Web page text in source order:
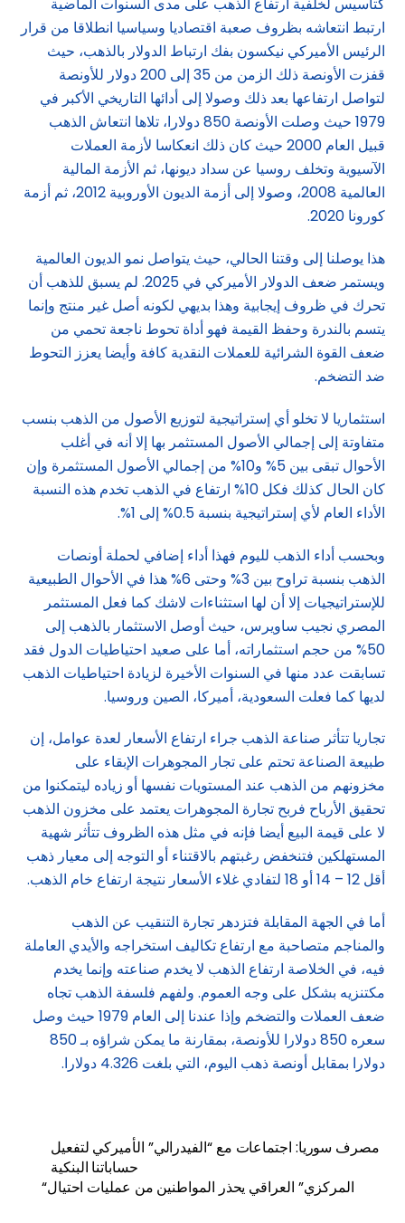
كتأسيس لخلفية ارتفاع الذهب على مدى السنوات الماضية
ارتبط انتعاشه بظروف صعبة اقتصاديا وسياسيا انطلاقا من قرار
الرئيس الأميركي نيكسون بفك ارتباط الدولار بالذهب، حيث
قفزت الأونصة ذلك الزمن من 35 إلى 200 دولار للأونصة
لتواصل ارتفاعها بعد ذلك وصولا إلى أدائها التاريخي الأكبر في
1979 حيث وصلت الأونصة 850 دولارا، تلاها انتعاش الذهب
قبيل العام 2000 حيث كان ذلك انعكاسا لأزمة العملات
الآسيوية وتخلف روسيا عن سداد ديونها، ثم الأزمة المالية
العالمية 2008، وصولا إلى أزمة الديون الأوروبية 2012، ثم أزمة
كورونا 2020.
هذا يوصلنا إلى وقتنا الحالي، حيث يتواصل نمو الديون العالمية
ويستمر ضعف الدولار الأميركي في 2025. لم يسبق للذهب أن
تحرك في ظروف إيجابية وهذا بديهي لكونه أصل غير منتج وإنما
يتسم بالندرة وحفظ القيمة فهو أداة تحوط ناجعة تحمي من
ضعف القوة الشرائية للعملات النقدية كافة وأيضا يعزز التحوط
ضد التضخم.
استثماريا لا تخلو أي إستراتيجية لتوزيع الأصول من الذهب بنسب
متفاوتة إلى إجمالي الأصول المستثمر بها إلا أنه في أغلب
الأحوال تبقى بين 5% و10% من إجمالي الأصول المستثمرة وإن
كان الحال كذلك فكل 10% ارتفاع في الذهب تخدم هذه النسبة
الأداء العام لأي إستراتيجية بنسبة 0.5% إلى 1%.
وبحسب أداء الذهب لليوم فهذا أداء إضافي لحملة أونصات
الذهب بنسبة تراوح بين 3% وحتى 6% هذا في الأحوال الطبيعية
للإستراتيجيات إلا أن لها استثناءات لاشك كما فعل المستثمر
المصري نجيب ساويرس، حيث أوصل الاستثمار بالذهب إلى
50% من حجم استثماراته، أما على صعيد احتياطيات الدول فقد
تسابقت عدد منها في السنوات الأخيرة لزيادة احتياطيات الذهب
لديها كما فعلت السعودية، أميركا، الصين وروسيا.
تجاريا تتأثر صناعة الذهب جراء ارتفاع الأسعار لعدة عوامل، إن
طبيعة الصناعة تحتم على تجار المجوهرات الإبقاء على
مخزونهم من الذهب عند المستويات نفسها أو زياده ليتمكنوا من
تحقيق الأرباح فربح تجارة المجوهرات يعتمد على مخزون الذهب
لا على قيمة البيع أيضا فإنه في مثل هذه الظروف تتأثر شهية
المستهلكين فتنخفض رغبتهم بالاقتناء أو التوجه إلى معيار ذهب
أقل 12 – 14 أو 18 لتفادي غلاء الأسعار نتيجة ارتفاع خام الذهب.
أما في الجهة المقابلة فتزدهر تجارة التنقيب عن الذهب
والمناجم متصاحبة مع ارتفاع تكاليف استخراجه والأيدي العاملة
فيه، في الخلاصة ارتفاع الذهب لا يخدم صناعته وإنما يخدم
مكتنزيه بشكل على وجه العموم. ولفهم فلسفة الذهب تجاه
ضعف العملات والتضخم وإذا عندنا إلى العام 1979 حيث وصل
سعره 850 دولارا للأونصة، بمقارنة ما يمكن شراؤه بـ 850
دولارا بمقابل أونصة ذهب اليوم، التي بلغت 4.326 دولارا.
مصرف سوريا: اجتماعات مع “الفيدرالي” الأميركي لتفعيل
حساباتنا البنكية
“المركزي” العراقي يحذر المواطنين من عمليات احتيال